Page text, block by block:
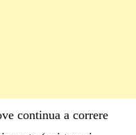
continua a correre